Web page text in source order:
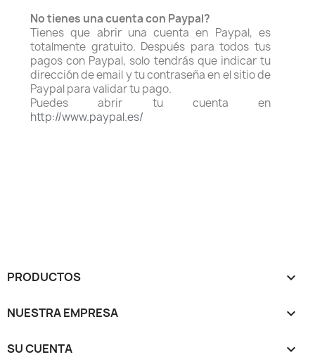
No tienes una cuenta con Paypal?
Tienes que abrir una cuenta en Paypal, es
totalmente gratuito. Después para todos tus
pagos con Paypal, solo tendrás que indicar tu
dirección de email y tu contraseña en el sitio de
Paypal para validar tu pago.
Puedes abrir tu cuenta en
http://www.paypal.es/
PRODUCTOS 
NUESTRA EMPRESA 
SU CUENTA 